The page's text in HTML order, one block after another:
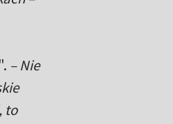
– Nie
to